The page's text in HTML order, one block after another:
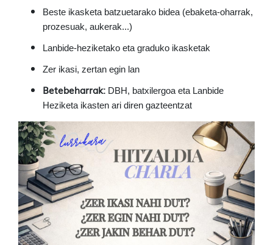
Beste ikasketa batzuetarako bidea (ebaketa-oharrak,
prozesuak, aukerak...)
Lanbide-heziketako eta graduko ikasketak
Zer ikasi, zertan egin lan
Betebeharrak: DBH, batxilergoa eta Lanbide
Heziketa ikasten ari diren gazteentzat